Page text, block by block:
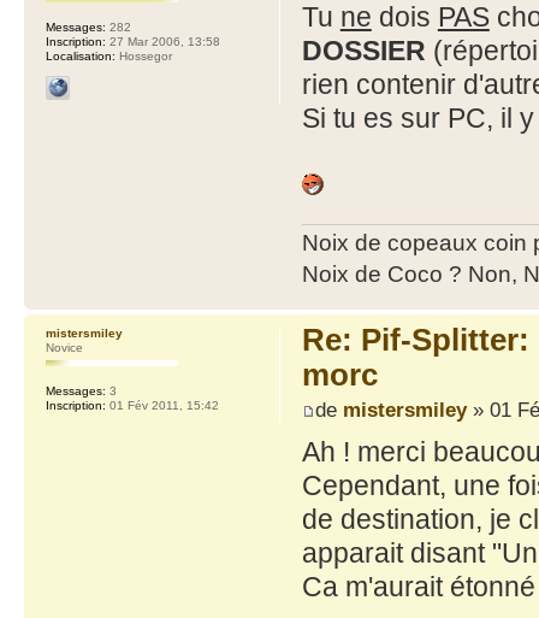
Tu ne dois PAS
DOSSIER
rien contenir
Si tu es sur PC, il
Noix de copeaux coin
Noix de Coco ? Non,
Messages: 282
Inscription: 27 Mar 2006, 13:58
Localisation: Hossegor
Re: Pif-
morc
de mistersmiley» 01
Ah ! merci
Cependant, une
de destination, je
apparait disant
Ca m'aurait
mistersmiley
Novice
Messages: 3
Inscription: 01 Fév 2011, 15:42